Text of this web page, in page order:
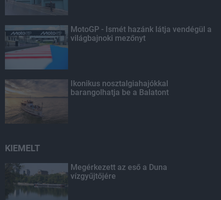
MotoGP - Ismét hazánk látja vendégül a
világbajnoki mezőnyt
Ikonikus nosztalgiahajókkal
barangolhatja be a Balatont
KIEMELT
Megérkezett az eső a Duna
vízgyűjtőjére